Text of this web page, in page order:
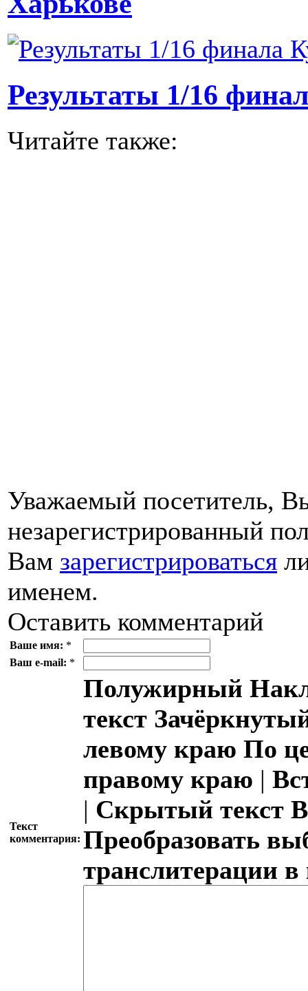
Результаты 1/16
Читайте также:
Уважаемый посетитель,
незарегистрированный
Вам зарегистрироваться
именем.
Оставить комментарий
Ваше имя: *
Ваш e-mail: *
Текст
комментария:
Полужирный
текст
левому краю По
правому краю |
| Скрытый текст
Преобразовать
транслитерации